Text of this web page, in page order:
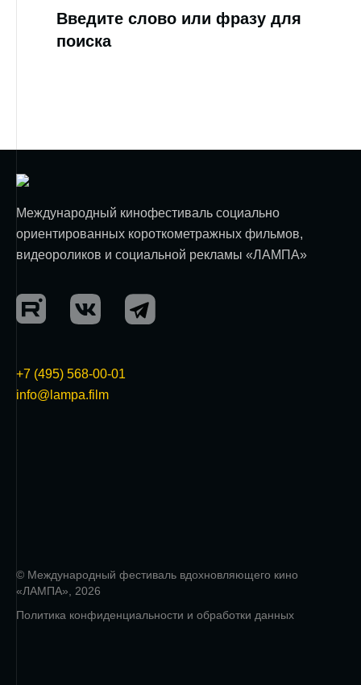
Введите слово или фразу для
поиска
Международный кинофестиваль социально
ориентированных короткометражных фильмов,
видеороликов и социальной рекламы «ЛАМПА»
+7 (495) 568-00-01
info@lampa.film
© Международный фестиваль вдохновляющего кино
«ЛАМПА», 2026
Политика конфиденциальности и обработки данных